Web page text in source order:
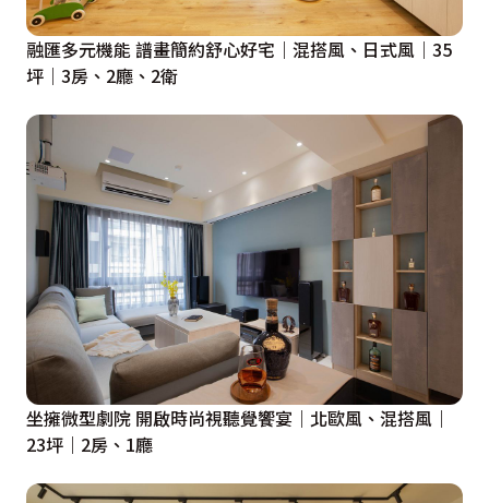
客餐廳：海天電視櫃、浮雲架、熟成吐司、午後臥榻60
公分、活動層板、上掀臥榻、沉謐沙發4人座、穿雲櫃
270公分、愛妻中島
主臥：玩色抽屜床架6尺、雙人枕頭床頭3.5尺、把鞋子吊
起來、海天視聽櫃
更衣室：我愛衣櫃系列x4、不夠衣櫃x1、樂高疊櫃4組、
午後臥榻180公分、化妝台檯面板
本案使用安心裝修服務之【輕裝修項目】：
保護工程、退場油漆修補、客餐廳天花板、冷氣盒、電視
牆木作、梯下空間電器櫃、儲藏隔間、主臥、走道、更衣
室平釘天花板、打牆遷移電位、弱電延伸、電器專用插座
與迴路設計、吸頂燈安裝、崁燈、跳色油漆
融匯多元機能 譜畫簡約舒心好宅｜混搭風、日式風｜35
坪｜3房、2廳、2衛
坐擁微型劇院 開啟時尚視聽覺饗宴｜北歐風、混搭風｜
23坪｜2房、1廳